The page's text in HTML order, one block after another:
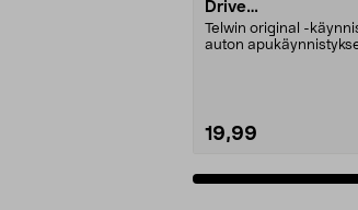
Drive
Mini/9000/
0/1750, EC5
Telwin original -
auton
19,99